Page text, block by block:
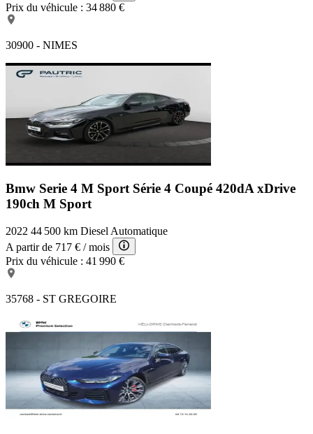
Prix du véhicule : 34 880 €
30900 - NIMES
Bmw Serie 4 M Sport Série 4 Coupé 420dA xDrive
190ch M Sport
2022 44 500 km Diesel Automatique
A partir de 717 € / mois
Prix du véhicule : 41 990 €
35768 - ST GREGOIRE